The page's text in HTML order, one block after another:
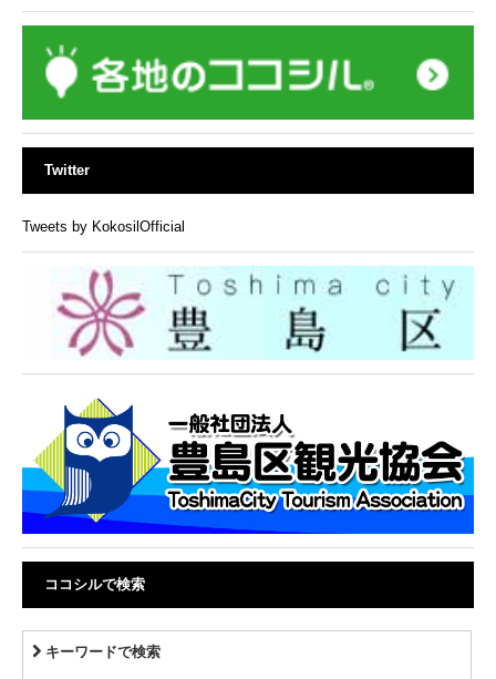
Twitter
Tweets by KokosilOfficial
ココシルで検索
キーワードで検索